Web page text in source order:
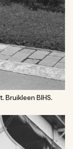
Bruikleen BIHS.